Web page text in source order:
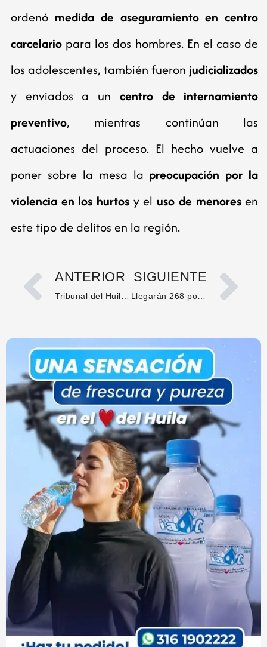
ordenó medida de aseguramiento en centro
carcelario para los dos hombres. En el caso de
los adolescentes, también fueron judicializados
y enviados a un centro de internamiento
preventivo, mientras continúan las
actuaciones del proceso. El hecho vuelve a
poner sobre la mesa la preocupación por la
violencia en los hurtos y eluso de menoresen
este tipo de delitos en la región.
ANTERIOR SIGUIENTE